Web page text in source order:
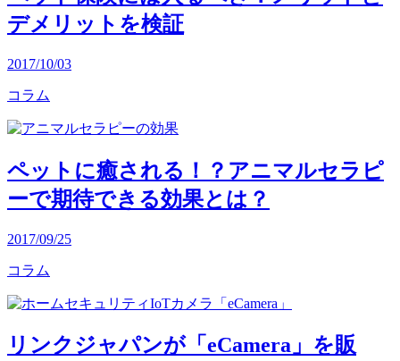
デメリットを検証
2017/10/03
コラム
ペットに癒される！？アニマルセラピ
ーで期待できる効果とは？
2017/09/25
コラム
リンクジャパンが「eCamera」を販